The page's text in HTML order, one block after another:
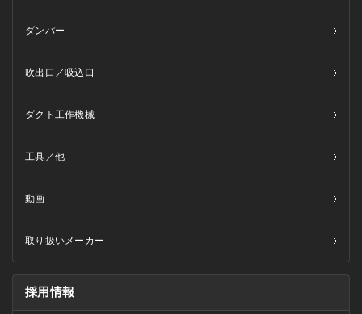
ダンパー
吹出口／吸込口
ダクト工作機械
工具／他
動画
取り扱いメーカー
採用情報